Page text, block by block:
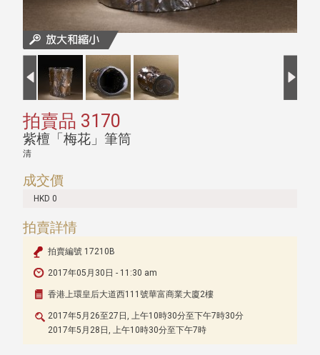
拍賣品 3170
紫檀「梅花」筆筒
清
成交價
HKD 0
拍賣詳情
拍賣編號 17210B
2017年05月30日 - 11:30 am
香港上環皇后大道西111號華富商業大廈2樓
2017年5月26至27日, 上午10時30分至下午7時30分
2017年5月28日, 上午10時30分至下午7時